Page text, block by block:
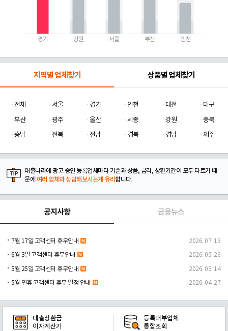
경기 강원 서울 부산 인천
지역별 업체찾기 상품별 업체찾기
전체 서울 경기 인천 대전
대구
부산
광주 울산 세종 강원
충북
충남
전북 전남 경북 경남 제주
대출나라에 광고 중인 등록업체마다 기준과 상품, 금리, 상환기간이 모두 다르기 때
문에 여러 업체와 상담해보시는게 유리합니다.
공지사항 금융뉴스
7월 17일 고객센터 휴무안내 2026. 07. 13
6월 3일 고객센터 휴무안내 2026. 05. 26
5월 25일 고객센터 휴무안내 2026. 05. 14
5월 연휴 고객센터 휴무 일정 안내 2026. 04. 27
대출상환금
이자계산기
등록대부업체
통합조회